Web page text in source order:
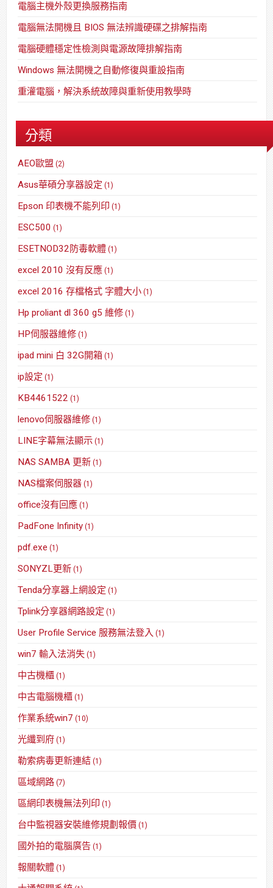
電腦主機外殼更換服務指南
電腦無法開機且 BIOS 無法辨識硬碟之排解指南
電腦硬體穩定性檢測與電源故障排解指南
Windows 無法開機之自動修復與重設指南
重灌電腦，解決系統故障與重新使用教學時
分類
AEO歐盟 (2)
Asus華碩分享器設定 (1)
Epson 印表機不能列印 (1)
ESC500 (1)
ESETNOD32防毒軟體 (1)
excel 2010 沒有反應 (1)
excel 2016 存檔格式 字體大小 (1)
Hp proliant dl 360 g5 維修 (1)
HP伺服器維修 (1)
ipad mini 白 32G開箱 (1)
ip設定 (1)
KB4461522 (1)
lenovo伺服器維修 (1)
LINE字幕無法顯示 (1)
NAS SAMBA 更新 (1)
NAS檔案伺服器 (1)
office沒有回應 (1)
PadFone Infinity (1)
pdf.exe (1)
SONYZL更新 (1)
Tenda分享器上網設定 (1)
Tplink分享器網路設定 (1)
User Profile Service 服務無法登入 (1)
win7 輸入法消失 (1)
中古機櫃 (1)
中古電腦機櫃 (1)
作業系統win7 (10)
光纖到府 (1)
勒索病毒更新連結 (1)
區域網路 (7)
區網印表機無法列印 (1)
台中監視器安裝維修規劃報價 (1)
國外拍的電腦廣告 (1)
報關軟體 (1)